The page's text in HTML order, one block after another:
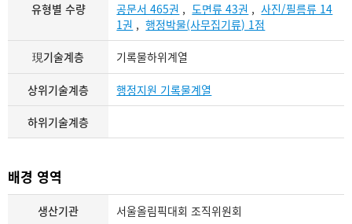
유형별 수량 공문서 465권 ,도면류 43권 ,사진/필름류 14
1권 ,행정박물(사무집기류) 1점
現기술계층 기록물하위계열
상위기술계층 행정지원 기록물계열
하위기술계층
배경 영역
생산기관 서울올림픽대회 조직위원회